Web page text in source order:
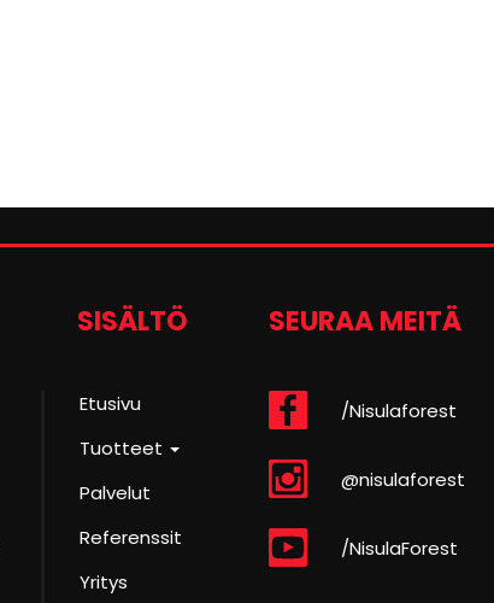
SISÄLTÖ
Etusivu
Tuotteet
Palvelut
Referenssit
Yritys
SEURAA MEITÄ
/Nisulaforest
@nisulaforest
/NisulaForest